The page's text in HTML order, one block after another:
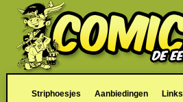
Striphoesjes Aanbiedingen Links